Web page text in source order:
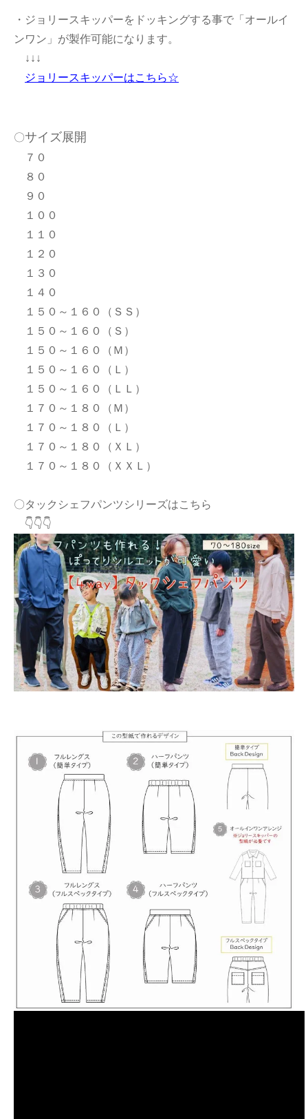
・ジョリースキッパーをドッキングする事で「オールイ
ンワン」が製作可能になります。
↓↓↓
ジョリースキッパーはこちら☆
〇サイズ展開
７０
８０
９０
１００
１１０
１２０
１３０
１４０
１５０～１６０（ＳＳ）
１５０～１６０（Ｓ）
１５０～１６０（Ｍ）
１５０～１６０（Ｌ）
１５０～１６０（ＬＬ）
１７０～１８０（Ｍ）
１７０～１８０（Ｌ）
１７０～１８０（ＸＬ）
１７０～１８０（ＸＸＬ）
〇タックシェフパンツシリーズはこちら
👇👇👇